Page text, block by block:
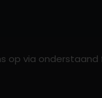
op via onderstaand